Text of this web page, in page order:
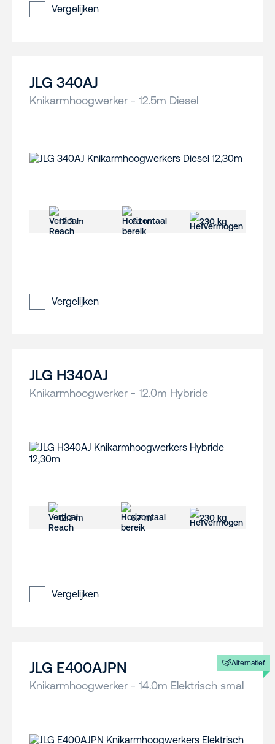
Vergelijken
JLG 340AJ
Knikarmhoogwerker - 12.5m Diesel
12.3 m 6.1 m 230 kg
Vergelijken
JLG H340AJ
Knikarmhoogwerker - 12.0m Hybride
12.3 m 6.7 m 230 kg
Vergelijken
Alternatief
JLG E400AJPN
Knikarmhoogwerker - 14.0m Elektrisch smal